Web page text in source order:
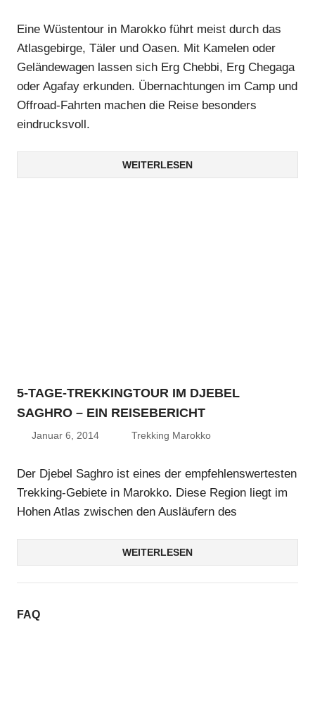
Eine Wüstentour in Marokko führt meist durch das
Atlasgebirge, Täler und Oasen. Mit Kamelen oder
Geländewagen lassen sich Erg Chebbi, Erg Chegaga
oder Agafay erkunden. Übernachtungen im Camp und
Offroad-Fahrten machen die Reise besonders
eindrucksvoll.
WEITERLESEN
5-TAGE-TREKKINGTOUR IM DJEBEL
SAGHRO – EIN REISEBERICHT
Januar 6, 2014 Trekking Marokko
Der Djebel Saghro ist eines der empfehlenswertesten
Trekking-Gebiete in Marokko. Diese Region liegt im
Hohen Atlas zwischen den Ausläufern des
WEITERLESEN
FAQ